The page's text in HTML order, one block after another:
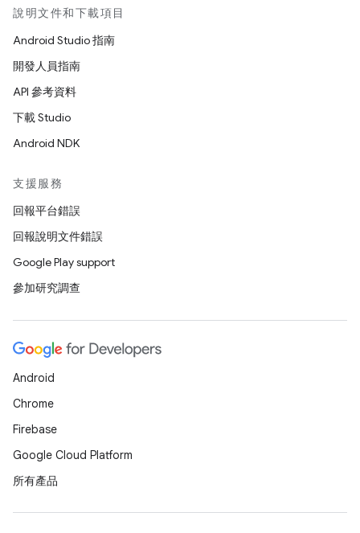
說明文件和下載項目
Android Studio 指南
開發人員指南
API 參考資料
下載 Studio
Android NDK
支援服務
回報平台錯誤
回報說明文件錯誤
Google Play support
參加研究調查
Android
Chrome
Firebase
Google Cloud Platform
所有產品